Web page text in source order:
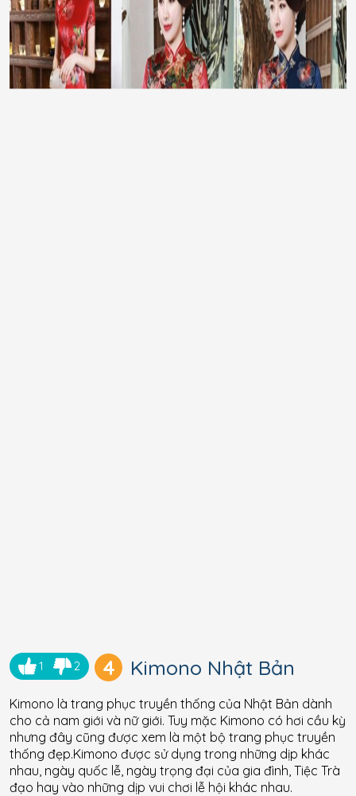
1 2 4 Kimono Nhật Bản
Kimono là trang phục truyền thống của Nhật Bản dành
cho cả nam giới và nữ giới. Tuy mặc Kimono có hơi cầu kỳ
nhưng đây cũng được xem là một bộ trang phục truyền
thống đẹp.Kimono được sử dụng trong những dịp khác
nhau, ngày quốc lễ, ngày trọng đại của gia đình, Tiệc Trà
đạo hay vào những dịp vui chơi lễ hội khác nhau.